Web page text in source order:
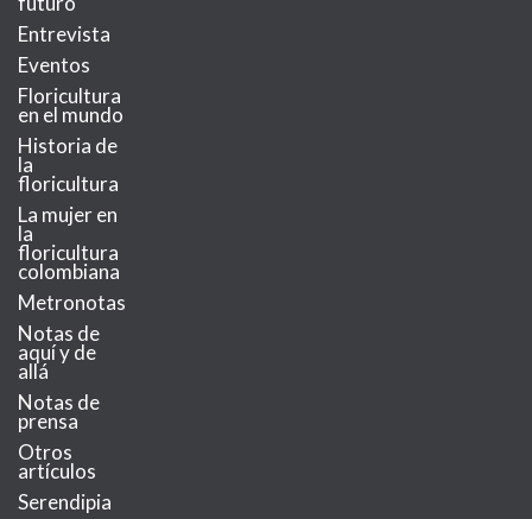
Entrevista
Eventos
Floricultura
en el mundo
Historia de
la
floricultura
La mujer en
la
floricultura
colombiana
Metronotas
Notas de
aquí y de
allá
Notas de
prensa
Otros
artículos
Serendipia